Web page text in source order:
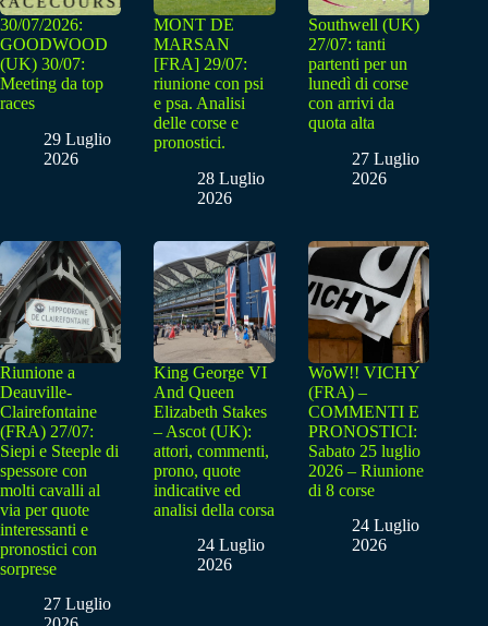
30/07/2026:
GOODWOOD
(UK) 30/07:
Meeting da top
races
29 Luglio
2026
MONT DE
MARSAN
[FRA] 29/07:
riunione con psi
e psa. Analisi
delle corse e
pronostici.
28 Luglio
2026
Southwell (UK)
27/07: tanti
partenti per un
lunedì di corse
con arrivi da
quota alta
27 Luglio
2026
Riunione a
Deauville-
Clairefontaine
(FRA) 27/07:
Siepi e Steeple di
spessore con
molti cavalli al
via per quote
interessanti e
pronostici con
sorprese
27 Luglio
King George VI
And Queen
Elizabeth Stakes
– Ascot (UK):
attori, commenti,
prono, quote
indicative ed
analisi della corsa
24 Luglio
2026
WoW!! VICHY
(FRA) –
COMMENTI E
PRONOSTICI:
Sabato 25 luglio
2026 – Riunione
di 8 corse
24 Luglio
2026